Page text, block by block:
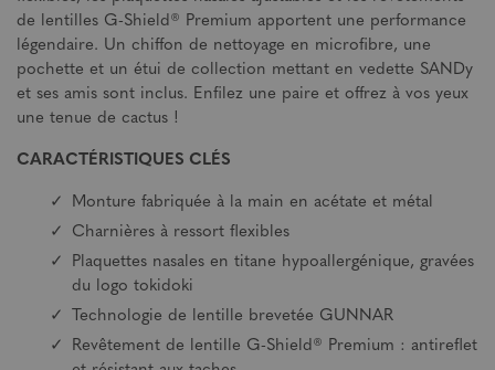
de lentilles G-Shield® Premium apportent une performance
légendaire. Un chiffon de nettoyage en microfibre, une
pochette et un étui de collection mettant en vedette SANDy
et ses amis sont inclus. Enfilez une paire et offrez à vos yeux
une tenue de cactus !
CARACTÉRISTIQUES CLÉS
Monture fabriquée à la main en acétate et métal
Charnières à ressort flexibles
Plaquettes nasales en titane hypoallergénique, gravées
du logo tokidoki
Technologie de lentille brevetée GUNNAR
Revêtement de lentille G-Shield® Premium : antireflet